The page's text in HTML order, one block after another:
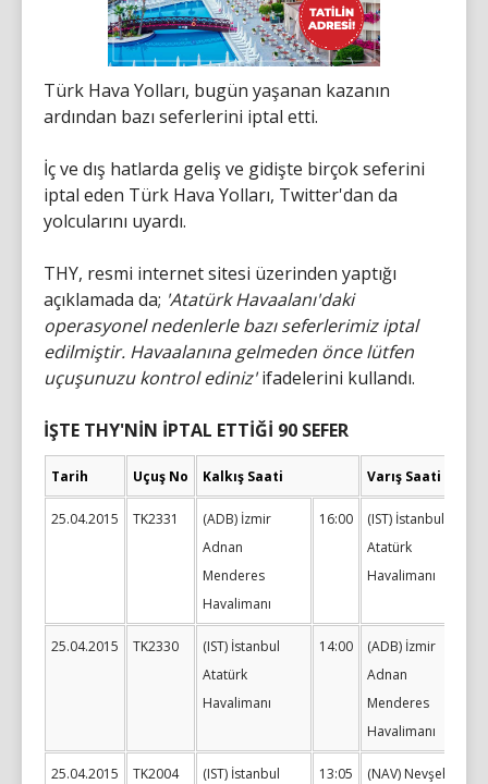
Türk Hava Yolları, bugün yaşanan kazanın
ardından bazı seferlerini iptal etti.
İç ve dış hatlarda geliş ve gidişte birçok seferini
iptal eden Türk Hava Yolları, Twitter'dan da
yolcularını uyardı.
THY, resmi internet sitesi üzerinden yaptığı
açıklamada da; 'Atatürk Havaalanı'daki
operasyonel nedenlerle bazı seferlerimiz iptal
edilmiştir. Havaalanına gelmeden önce lütfen
uçuşunuzu kontrol ediniz'ifadelerini kullandı.
İŞTE THY'NİN İPTAL ETTİĞİ 90 SEFER
Tarih Uçuş No Kalkış Saati Varış Saati
25.04.2015 TK2331
(ADB) İzmir
Adnan
Menderes
Havalimanı
16:00
(IST) İstanbul
Atatürk
Havalimanı
25.04.2015 TK2330
(IST) İstanbul
Atatürk
Havalimanı
14:00
(ADB) İzmir
Adnan
Menderes
Havalimanı
25.04.2015 TK2004
(IST) İstanbul
13:05
(NAV) Nevşehir